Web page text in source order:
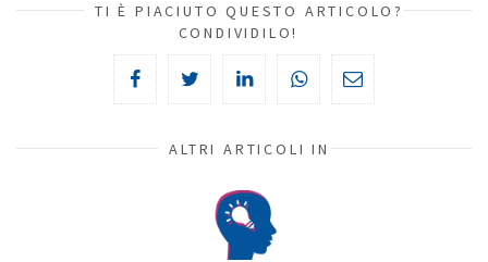
TI È PIACIUTO QUESTO ARTICOLO?
CONDIVIDILO!
ALTRI ARTICOLI IN